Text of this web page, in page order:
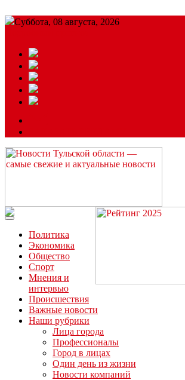
Суббота, 08 августа, 2026
Читайте последние новости дня в Тульской
“ЗаНовомосковск”
Политика
Экономика
Общество
Спорт
Мнения и
интервью
Происшествия
Важные новости
Наши рубрики
Лица города
Профессионалы
Город в лицах
Один день из жизни
Новости компаний